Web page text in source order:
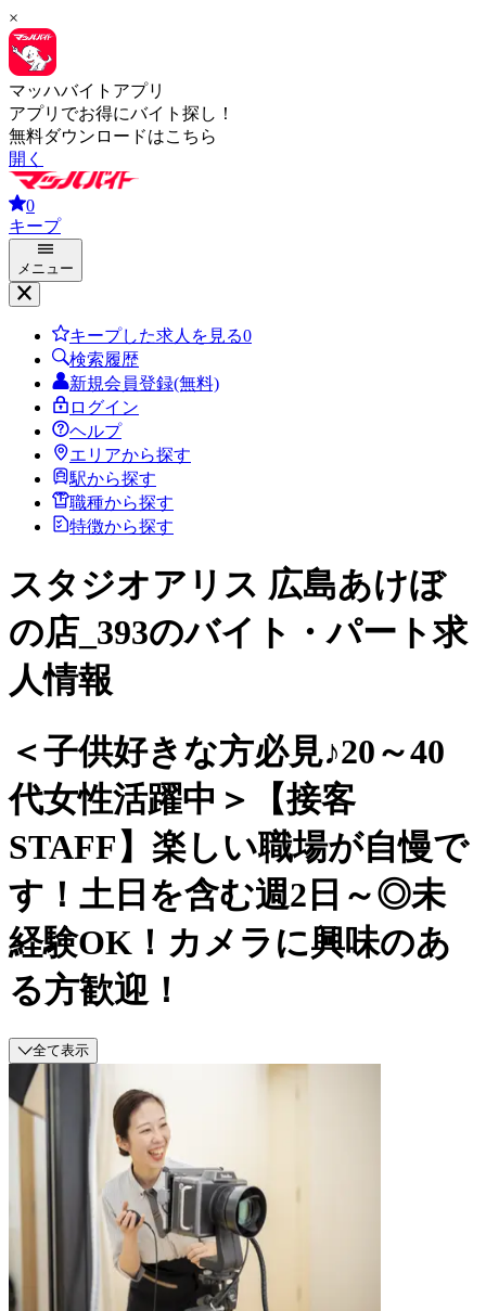
×
マッハバイトアプリ
アプリでお得にバイト探し！
無料ダウンロードはこちら
開く
0
キープ
メニュー
キープした求人を見る0
検索履歴
新規会員登録(無料)
ログイン
ヘルプ
エリアから探す
駅から探す
職種から探す
特徴から探す
スタジオアリス 広島あけぼ
の店_393のバイト・パート求
人情報
＜子供好きな方必見♪20～40
代女性活躍中＞【接客
STAFF】楽しい職場が自慢で
す！土日を含む週2日～◎未
経験OK！カメラに興味のあ
る方歓迎！
全て表示